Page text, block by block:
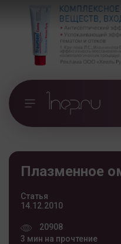
Плазменное
Статья
14.12.2010
20908
3 мин на прочтение